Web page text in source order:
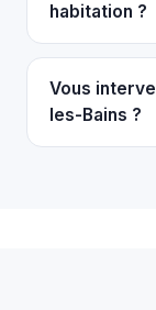
habitation ?
Vous
les-Bains ?